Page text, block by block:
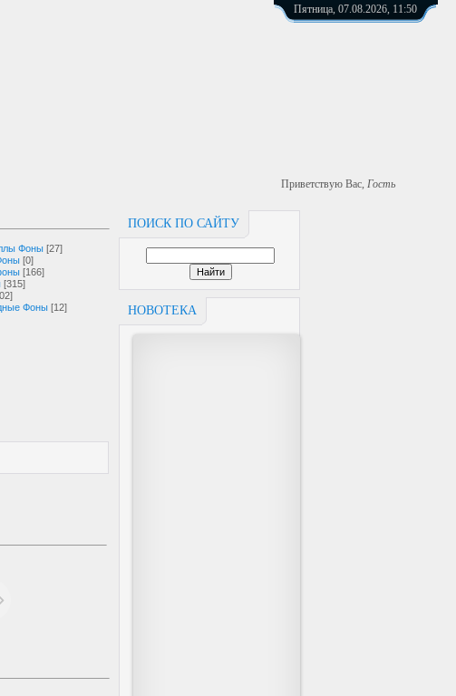
Пятница, 07.08.2026, 11:50
Приветствую Вас, Гость
ПОИСК ПО САЙТУ
НОВОТЕКА
Фоны [27]
[0]
[166]
[315]
Фоны [12]